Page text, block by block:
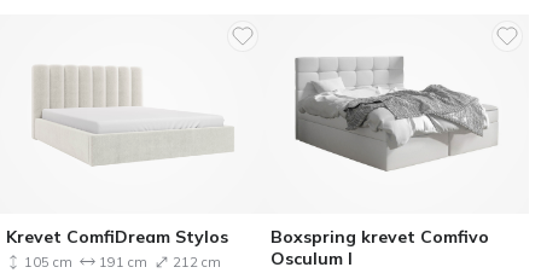
Krevet ComfiDream Stylos
105 cm 191 cm 212 cm
Boxspring krevet Comfivo
Osculum I